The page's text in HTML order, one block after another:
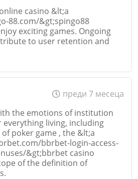
Откажи
Откажи
casino &lt;a
88.com/&gt;spingo88
exciting games. Ongoing
to user retention and
преди 7 месеца
the emotions of institution
everything living, including
poker game , the &lt;a
bbrbet-login-access-
&gt;bbrbet casino
of the definition of